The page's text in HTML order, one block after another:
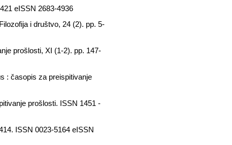
eISSN 2683-4936
Filozofija i društvo, 24 (2). pp. 5-
prošlosti, XI (1-2). pp. 147-
: časopis za preispitivanje
prošlosti. ISSN 1451 -
ISSN 0023-5164 eISSN